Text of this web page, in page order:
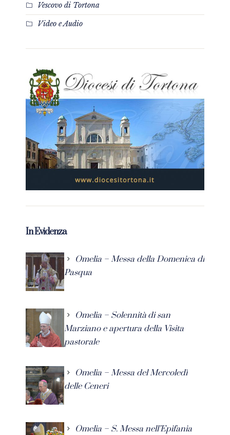
Vescovo di Tortona
Video e Audio
In Evidenza
Omelia – Messa della Domenica di
Pasqua
Omelia – Solennità di san
Marziano e apertura della Visita
pastorale
Omelia – Messa del Mercoledì
delle Ceneri
Omelia – S. Messa nell’Epifania